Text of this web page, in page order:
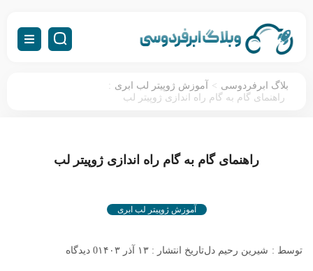
بلاگ ابرفردوسی > آموزش ژوپیتر لب ابری :
راهنمای گام به گام راه اندازی ژوپیتر لب
راهنمای گام به گام راه اندازی ژوپیتر لب
آموزش ژوپیتر لب ابری
توسط : شیرین رحیم دلتاریخ انتشار : ۱۳ آذر ۱۴۰۳ 0 دیدگاه